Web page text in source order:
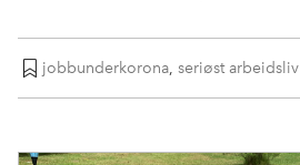
jobbunderkorona, seriøst arbeidsliv